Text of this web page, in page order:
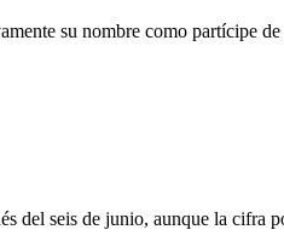
su nombre como partícipe
seis de junio, aunque la cifra